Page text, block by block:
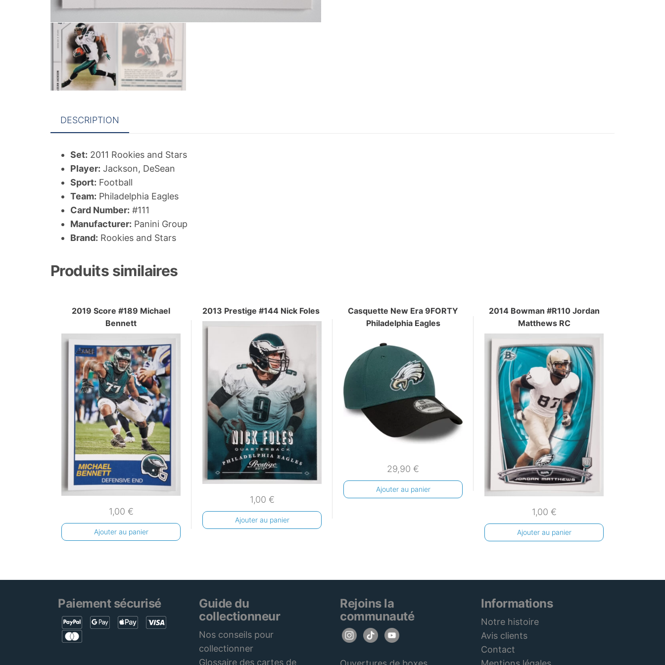
DESCRIPTION
Set: 2011 Rookies and Stars
Player: Jackson, DeSean
Sport: Football
Team: Philadelphia Eagles
Card Number: #111
Manufacturer: Panini Group
Brand: Rookies and Stars
Produits similaires
2019 Score #189 Michael
Bennett
1,00 €
Ajouter au panier
2013 Prestige #144 Nick Foles
1,00 €
Ajouter au panier
Casquette New Era 9FORTY
Philadelphia Eagles
29,90 €
Ajouter au panier
2014 Bowman #R110 Jordan
Matthews RC
1,00 €
Ajouter au panier
Paiement sécurisé
Guide du
collectionneur
Nos conseils pour
collectionner
Glossaire des cartes de
Rejoins la
communauté
Informations
Notre histoire
Avis clients
Contact